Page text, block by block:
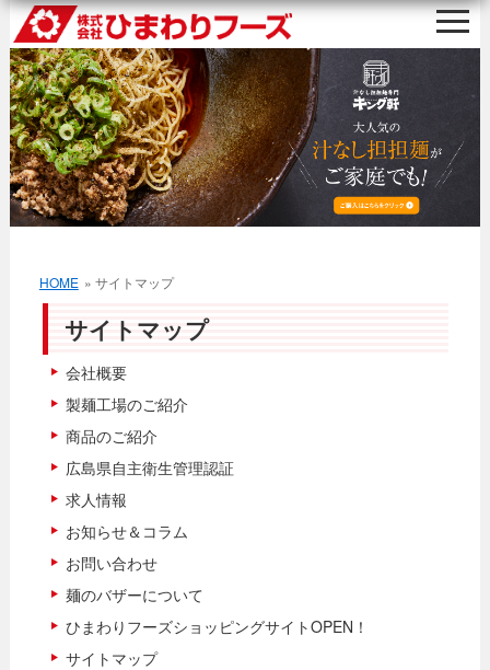
HOME » サイトマップ
サイトマップ
会社概要
製麺工場のご紹介
商品のご紹介
広島県自主衛生管理認証
求人情報
お知らせ＆コラム
お問い合わせ
麺のバザーについて
ひまわりフーズショッピングサイトOPEN！
サイトマップ